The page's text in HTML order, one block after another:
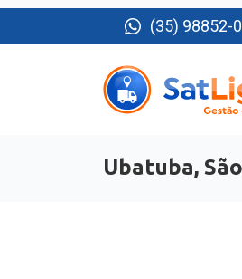
(35) 98852-
Ubatuba,